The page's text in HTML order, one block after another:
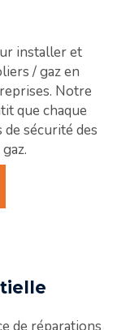
installer et
/ gaz en
Notre
que chaque
sécurité des